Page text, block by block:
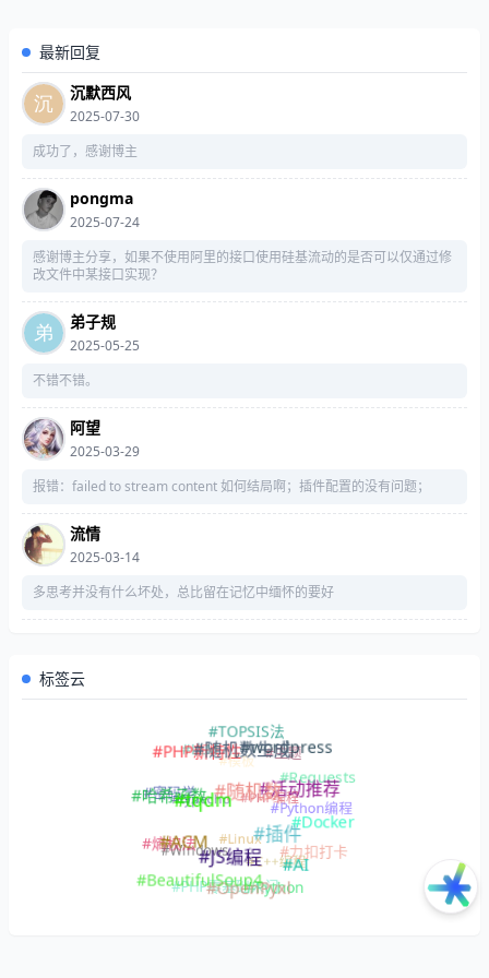
最新回复
沉默西风
2025-07-30
成功了，感谢博主
pongma
2025-07-24
感谢博主分享，如果不使用阿里的接口使用硅基流动的是否可以仅通过修
改文件中某接口实现？
弟子规
2025-05-25
不错不错。
阿望
2025-03-29
报错：failed to stream content 如何结局啊；插件配置的没有问题；
流情
2025-03-14
多思考并没有什么坏处，总比留在记忆中缅怀的要好
标签云
#C++编程
#Linux
#PHP编程
#Python编程
#力扣打卡
#Python
#PHP零基础入门
#Windows
#typecho
#模板 #主题
#Requests
#Docker
#AI
#OpenPyxl
#BeautifulSoup4
#熵权法
#密码学
#LLM
#TOPSIS法
#wordpress
#活动推荐
#插件
#JS编程
#ACM
#哈希函数
#PHP新特性
#随机数生成
#随机数
#tqdm